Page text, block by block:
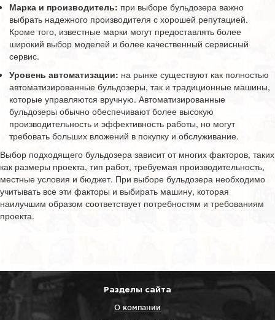
Марка и производитель: при выборе бульдозера важно
выбрать надежного производителя с хорошей репутацией.
Кроме того, известные марки могут предоставлять более
широкий выбор моделей и более качественный сервисный
сервис.
Уровень автоматизации: на рынке существуют как полностью
автоматизированные бульдозеры, так и традиционные машины,
которые управляются вручную. Автоматизированные
бульдозеры обычно обеспечивают более высокую
производительность и эффективность работы, но могут
требовать больших вложений в покупку и обслуживание.
Выбор подходящего бульдозера зависит от многих факторов, таких
как размеры проекта, тип работ, требуемая производительность,
местные условия и бюджет. При выборе бульдозера необходимо
учитывать все эти факторы и выбирать машину, которая
наилучшим образом соответствует потребностям и требованиям
проекта.
Разделы сайта
О компании